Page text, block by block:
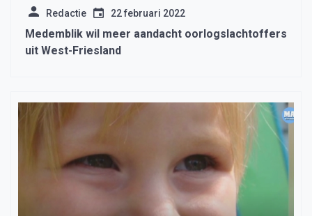
Redactie 22 februari 2022
Medemblik wil meer aandacht oorlogslachtoffers
uit West-Friesland